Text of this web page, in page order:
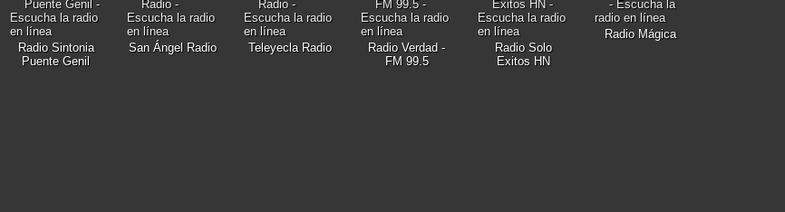
Radio Sintonia
Puente Genil
San Ángel Radio Teleyecla Radio
Radio Verdad -
FM 99.5
Radio Solo
Exitos HN
Radio Mágica